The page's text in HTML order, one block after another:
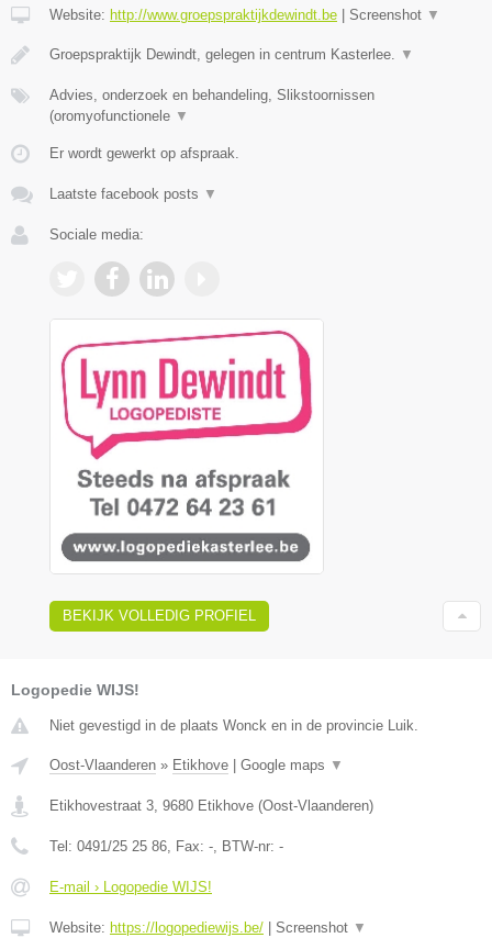
Website: http://www.groepspraktijkdewindt.be Screenshot ▼
Groepspraktijk Dewindt, gelegen in centrum Kasterlee. ▼
Advies, onderzoek en behandeling, Slikstoornissen
(oromyofunctionele ▼
Er wordt gewerkt op afspraak.
Laatste facebook posts ▼
Sociale media:
BEKIJK VOLLEDIG PROFIEL
Logopedie WIJS!
Niet gevestigd in de plaats Wonck en in de provincie Luik.
Oost-Vlaanderen » Etikhove Google maps ▼
Etikhovestraat 3, 9680 Etikhove (Oost-Vlaanderen)
Tel: 0491/25 25 86, Fax: -, BTW-nr: -
E-mail › Logopedie WIJS!
Website: https://logopediewijs.be/ Screenshot ▼